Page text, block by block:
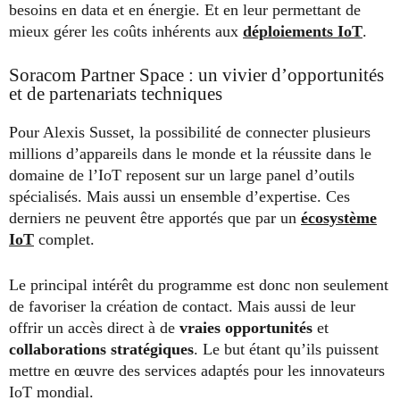
besoins en data et en énergie. Et en leur permettant de
mieux gérer les coûts inhérents aux déploiements IoT.
Soracom Partner Space : un vivier d’opportunités
et de partenariats techniques
Pour Alexis Susset, la possibilité de connecter plusieurs
millions d’appareils dans le monde et la réussite dans le
domaine de l’IoT reposent sur un large panel d’outils
spécialisés. Mais aussi un ensemble d’expertise. Ces
derniers ne peuvent être apportés que par un écosystème
IoT complet.
Le principal intérêt du programme est donc non seulement
de favoriser la création de contact. Mais aussi de leur
offrir un accès direct à de vraies opportunités et
collaborations stratégiques. Le but étant qu’ils puissent
mettre en œuvre des services adaptés pour les innovateurs
IoT mondial.